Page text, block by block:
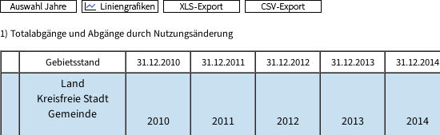
1) Totalabgänge und Abgänge durch Nutzungsänderung
Gebietsstand 31.12.2010 31.12.2011 31.12.2012 31.12.2013 31.12.2014
Land
Kreisfreie Stadt
Gemeinde
2010 2011 2012 2013 2014